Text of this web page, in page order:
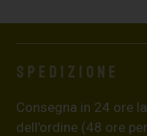
Spedizione
Consegna in 24 ore
dell’ordine (48 ore